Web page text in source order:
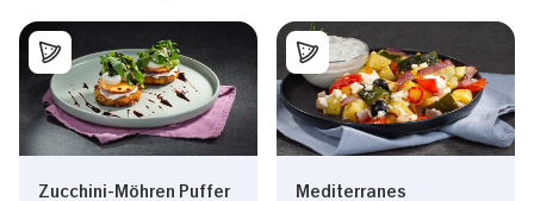
Zucchini-Möhren Puffer
Mediterranes